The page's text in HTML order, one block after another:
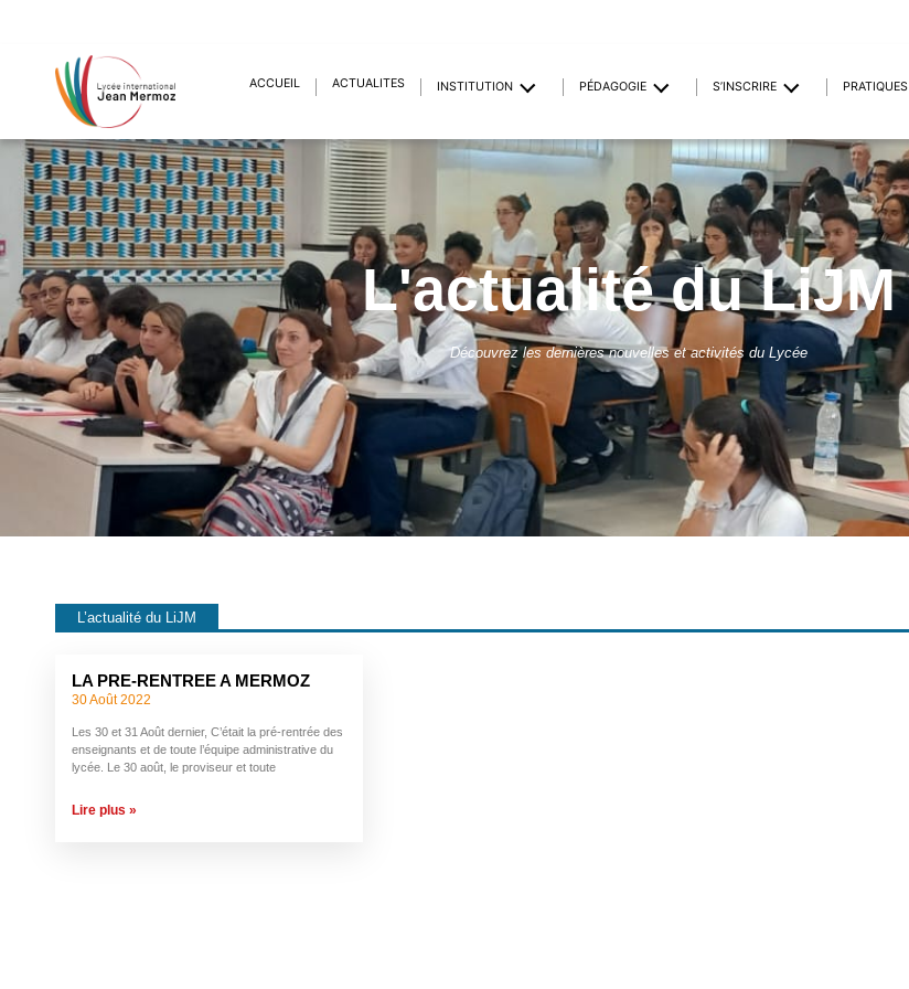
ACCUEIL ACTUALITÉS INSTITUTION PÉDAGOGIE S’INSCRIRE PRATIQUES
L'actualité du LiJM
Découvrez les dernières nouvelles et activités du Lycée
L’actualité du LiJM
LA PRE-RENTREE A MERMOZ
30 Août 2022
Les 30 et 31 Août dernier, C’était la pré-rentrée des
enseignants et de toute l’équipe administrative du
lycée. Le 30 août, le proviseur et toute
Lire plus »